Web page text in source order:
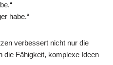
habe.“
verbessert nicht nur die
Fähigkeit, komplexe Ideen